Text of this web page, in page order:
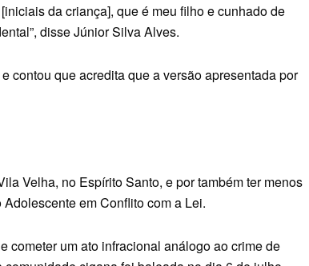
da criança], que é meu filho e cunhado de
disse Júnior Silva Alves.
contou que acredita que a versão apresentada por
Velha, no Espírito Santo, e por também ter menos
em Conflito com a Lei.
cometer um ato infracional análogo ao crime de